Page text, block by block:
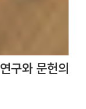
구와 문헌의